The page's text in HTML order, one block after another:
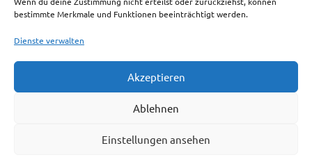
bestimmte Merkmale und Funktionen beeinträchtigt werden.
Dienste verwalten
Akzeptieren
Ablehnen
Einstellungen ansehen
Impressum